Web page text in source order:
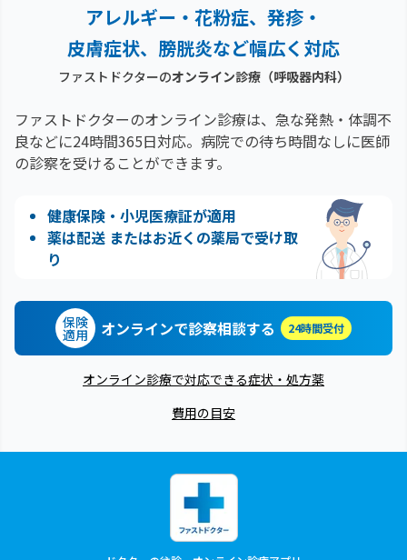
アレルギー・花粉症、 発疹・
皮膚症状、膀胱炎など幅広く対応
ファストドクターのオンライン診療（呼吸器内科）
ファストドクターのオンライン診療は、急な発熱・体調不
良などに24時間365日対応。 病院での待ち時間なしに医師
の診察を受けることができます。
健康保険・小児医療証が適用
薬は配送 またはお近くの薬局で受け取
り
保険
適用 オンラインで診察相談する 24時間受付
オンライン診療で対応できる症状・処方薬
費用の目安